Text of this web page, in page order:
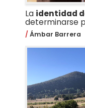
La identidad
determinarse
Ámbar Barrera